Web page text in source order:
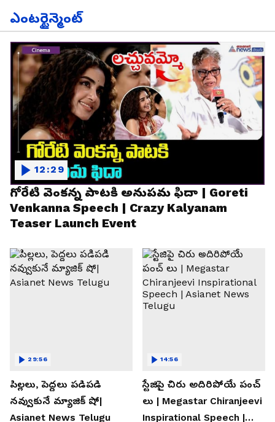
ఎంటర్టైన్మెంట్
గోరేటి వెంకన్న పాటకి అనుపమ ఫిదా | Goreti
Venkanna Speech | Crazy Kalyanam
Teaser Launch Event
12:29
పిల్లలు, పెద్దలు పడిపడి
నవ్వుకునే మ్యాజిక్ షో|
Asianet News Telugu
29:56
స్టేజిపై చిరు అదిరిపోయే పంచ్
లు | Megastar Chiranjeevi
Inspirational Speech |
14:56